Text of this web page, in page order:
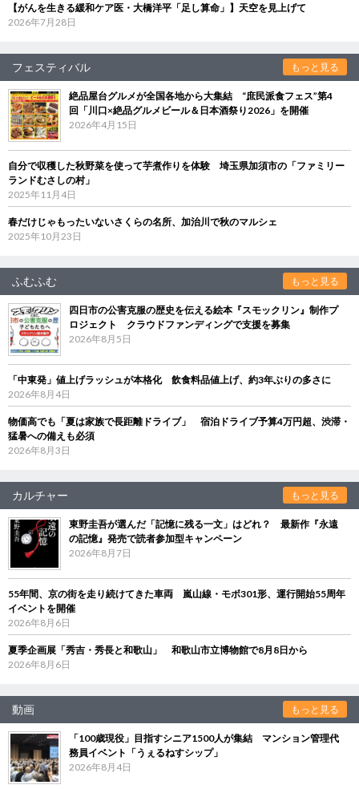
【がんを生きる緩和ケア医・大橋洋平「足し算命」】天空を見上げて
2026年7月28日
フェスティバル もっと見る
絶品屋台グルメが全国各地から大集結 “庶民派食フェス”第4
回「川口×絶品グルメビール＆日本酒祭り2026」を開催
2026年4月15日
自分で収穫した秋野菜を使って芋煮作りを体験 埼玉県加須市の「ファミリー
ランドむさしの村」
2025年11月4日
春だけじゃもったいないさくらの名所、加治川で秋のマルシェ
2025年10月23日
ふむふむ もっと見る
四日市の公害克服の歴史を伝える絵本『スモックリン』制作プ
ロジェクト クラウドファンディングで支援を募集
2026年8月5日
「中東発」値上げラッシュが本格化 飲食料品値上げ、約3年ぶりの多さに
2026年8月4日
物価高でも「夏は家族で長距離ドライブ」 宿泊ドライブ予算4万円超、渋滞・
猛暑への備えも必須
2026年8月3日
カルチャー もっと見る
東野圭吾が選んだ「記憶に残る一文」はどれ？ 最新作『永遠
の記憶』発売で読者参加型キャンペーン
2026年8月7日
55年間、京の街を走り続けてきた車両 嵐山線・モボ301形、運行開始55周年
イベントを開催
2026年8月6日
夏季企画展「秀吉・秀長と和歌山」 和歌山市立博物館で8月8日から
2026年8月6日
動画 もっと見る
「100歳現役」目指すシニア1500人が集結 マンション管理代
務員イベント「うぇるねすシップ」
2026年8月4日